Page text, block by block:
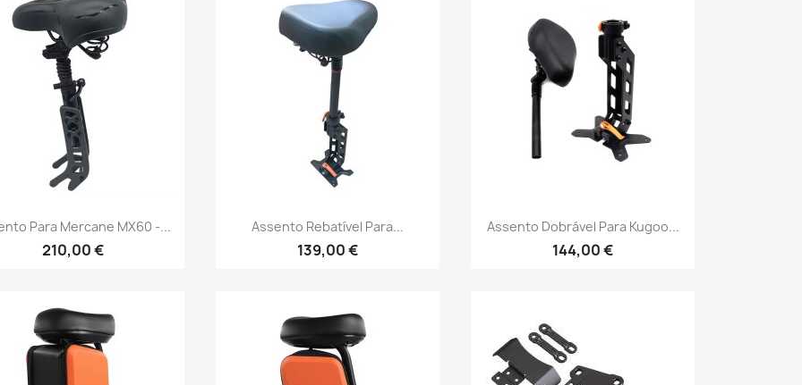
Vista rápida
Para Mercane MX60 -...
210,00 €
Vista rápida
Assento Rebatível Para...
139,00 €
Vista rápida
Assento Dobrável Para Kugoo...
144,00 €